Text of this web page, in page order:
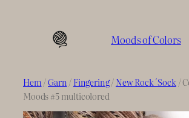
Moods of Colors
Hem/Garn /Fingering/New Rock´Sock /
Moods #5 multicolored